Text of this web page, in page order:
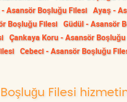
- Asansör Boşluğu Filesi Ayaş -
Boşluğu Filesi Güdül - Asansör
Çankaya Koru - Asansör
Cebeci - Asansör Boşluğu
Filesi